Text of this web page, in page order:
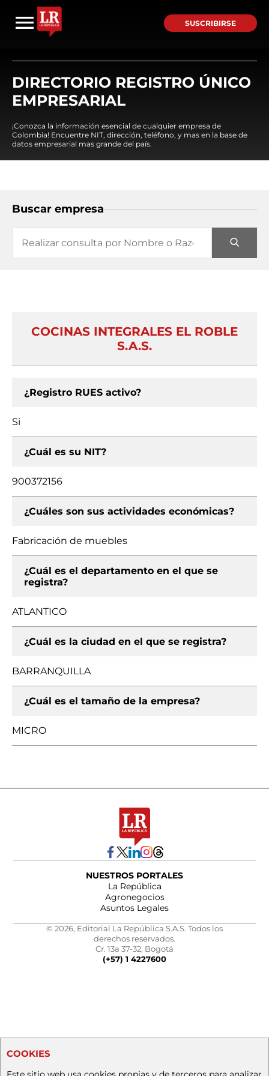
SUSCRIBIRSE
DIRECTORIO REGISTRO ÚNICO
EMPRESARIAL
¡Conozca la información esencial de cualquier empresa de
Colombia! Encuentre NIT, dirección, teléfono, y mas en la base de
datos empresarial mas grande del país.
Buscar empresa
COCINAS INTEGRALES EL ROBLE
S.A.S.
¿Registro RUES activo?
Si
¿Cuál es su NIT?
900372156
¿Cuáles son sus actividades económicas?
Fabricación de muebles
¿Cuál es el departamento en el que se
registra?
ATLANTICO
¿Cuál es la ciudad en el que se registra?
BARRANQUILLA
¿Cuál es el tamaño de la empresa?
MICRO
NUESTROS PORTALES
La República
Agronegocios
Asuntos Legales
© 2026, Editorial La República S.A.S. Todos los
derechos reservados.
Cr. 13a 37-32, Bogotá
(+57) 1 4227600
COOKIES